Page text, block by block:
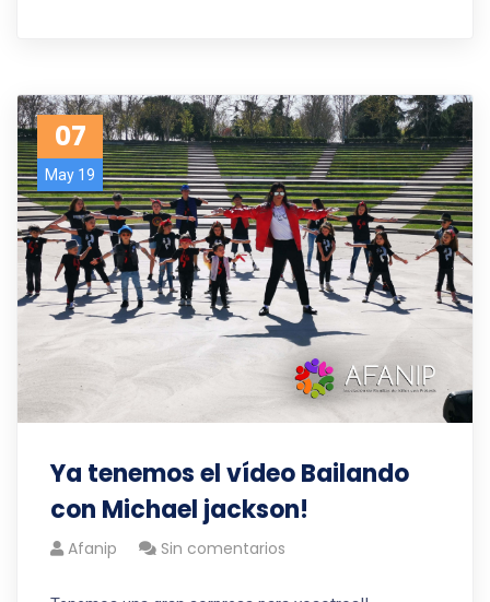
07
May 19
Ya tenemos el vídeo Bailando
con Michael jackson!
Afanip Sin comentarios